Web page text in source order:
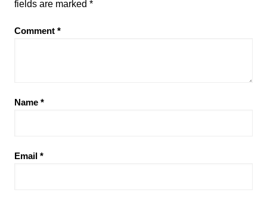
fields are marked *
Comment *
Name *
Email *